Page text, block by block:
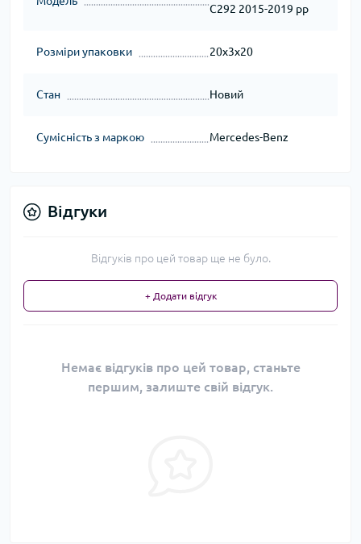
C292 2015-2019 рр
Розміри упаковки 20x3x20
Стан Новий
Сумісність з маркою Mercedes-Benz
Відгуки
Відгуків про цей товар ще не було.
+ Додати відгук
Немає відгуків про цей товар, станьте
першим, залиште свій відгук.